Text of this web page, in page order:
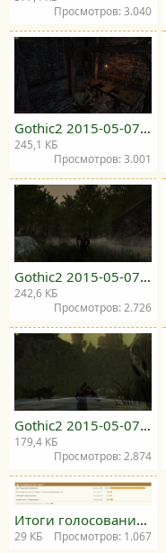
Просмотров: 3.040
Gothic2 2015-05-07 19-55-16-89.jpg
245,1 КБ
Просмотров: 3.001
Gothic2 2015-05-07 20-03-41-58.jpg
242,6 КБ
Просмотров: 2.726
Gothic2 2015-05-07 20-14-10-68.jpg
179,4 КБ
Просмотров: 2.874
Итоги голосования.jpg
29 КБ Просмотров: 1.067